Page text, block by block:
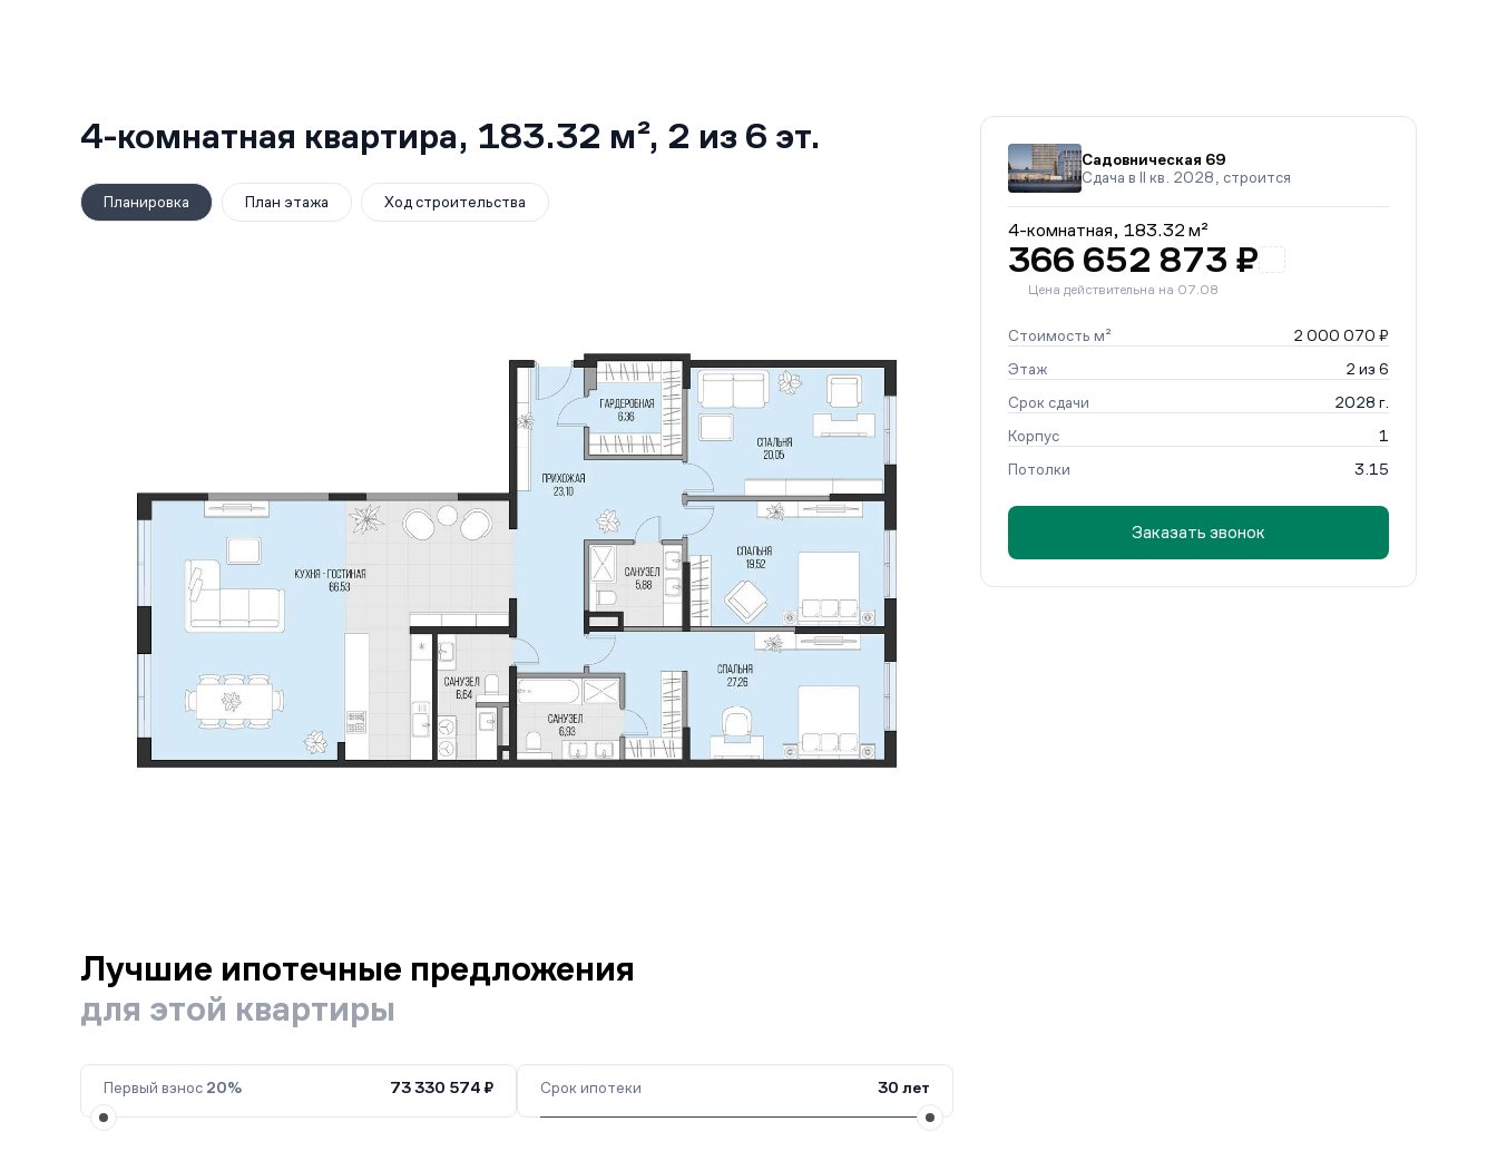
4-комнатная квартира, 183.32 м², 2 из 6 эт.
Планировка План этажа Ход строительства
Садовническая 69
Сдача в II кв. 2028, строится
4-комнатная, 183.32 м²
366 652 873 ₽
Цена действительна на 07.08
Стоимость м²
2 000 070 ₽
Этаж
2 из 6
Срок сдачи
2028 г.
Корпус
1
Потолки
3.15
Заказать звонок
Лучшие ипотечные предложения
для этой квартиры
Первый взнос 20% 73 330 574 ₽ Срок ипотеки 30 лет